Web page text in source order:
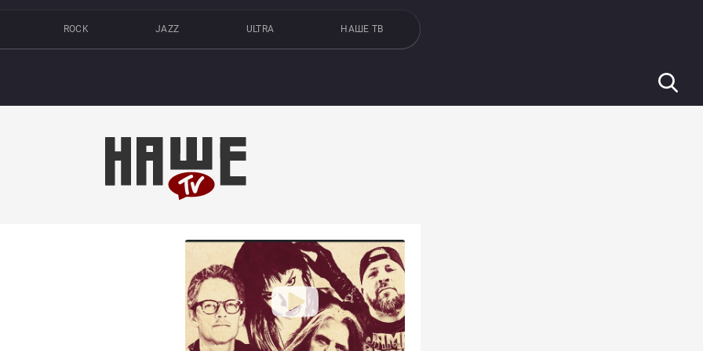
ROCK JAZZ ULTRA НАШЕ ТВ